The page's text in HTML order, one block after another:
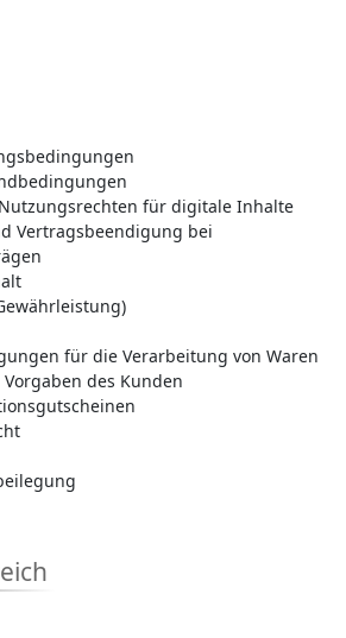
für digitale Inhalte
Vertragsbeendigung bei
für die Verarbeitung von Waren
des Kunden